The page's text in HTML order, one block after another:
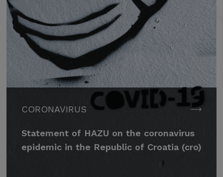
CORONAVIRUS
Statement of HAZU on the coronavirus
epidemic in the Republic of Croatia (cro)